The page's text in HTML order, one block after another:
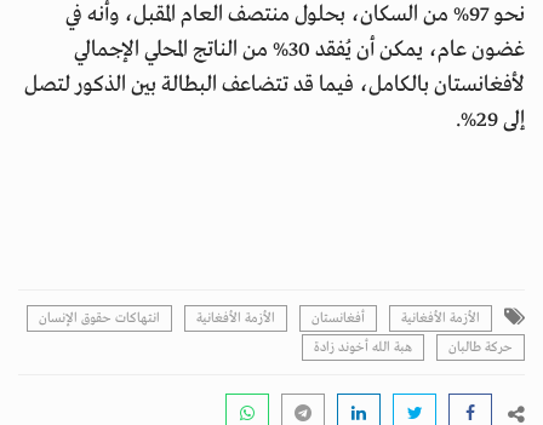
نحو 97% من السكان، بحلول منتصف العام المقبل، وأنه في
غضون عام، يمكن أن يُفقد 30% من الناتج المحلي الإجمالي
لأفغانستان بالكامل، فيما قد تتضاعف البطالة بين الذكور لتصل
إلى 29%.
الأزمة الأفغانية أفغانستان الأزمة الأفغانية
انتهاكات حقوق الإنسان
حركة طالبان
هبة الله أخوند زادة